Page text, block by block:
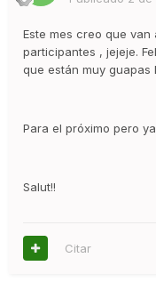
Este mes creo que
participantes , jejeje.
que están muy guapas
Para el próximo pero
Salut!!
Citar